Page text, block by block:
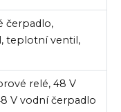
čerpadlo,
teplotní ventil,
relé, 48 V
V vodní čerpadlo